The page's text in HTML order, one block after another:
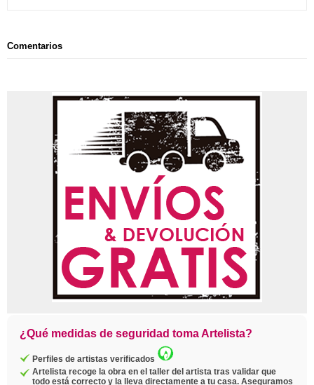
Comentarios
¿Qué medidas de seguridad toma Artelista?
Perfiles de artistas verificados
Artelista recoge la obra en el taller del artista tras validar que
todo está correcto y la lleva directamente a tu casa. Aseguramos